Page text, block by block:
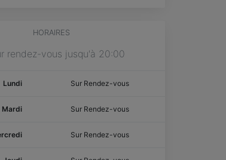
HORAIRES
rendez-vous jusqu'à 20:00
Lundi Sur Rendez-vous
Mardi Sur Rendez-vous
Sur Rendez-vous